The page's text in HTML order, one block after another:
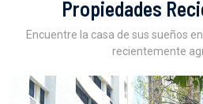
Propiedades
Encuentre la casa de sus sueños
recientemente